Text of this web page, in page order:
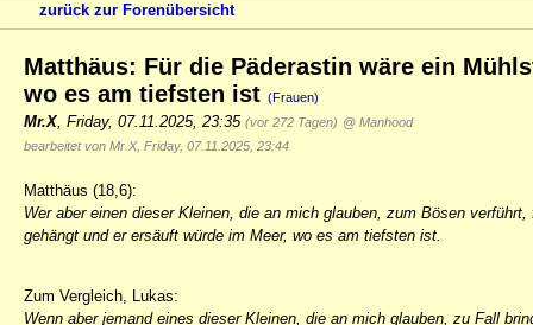
zurück zur Forenübersicht
Matthäus: Für die Päderastin wäre ein
wo es am tiefsten ist (Frauen)
Mr.X Friday, 07.11.2025, 23:35 (vor 272 Tagen) @ Manhood
bearbeitet von Mr.X, Friday, 07.11.2025, 23:44
Matthäus (18,6):
Wer aber einen dieser Kleinen, die an mich glauben, zum Bösen
gehängt und er ersäuft würde im Meer, wo es am tiefsten ist.
Zum Vergleich, Lukas:
Wenn aber jemand eines dieser Kleinen, die an mich glauben, zu Fall